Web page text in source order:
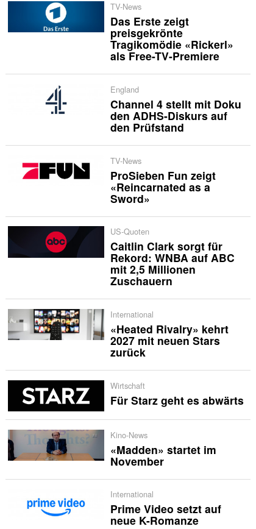
TV-News
Das Erste zeigt
preisgekrönte
Tragikomödie «Rickerl»
als Free-TV-Premiere
England
Channel 4 stellt mit Doku
den ADHS-Diskurs auf
den Prüfstand
TV-News
ProSieben Fun zeigt
«Reincarnated as a
Sword»
US-Quoten
Caitlin Clark sorgt für
Rekord: WNBA auf ABC
mit 2,5 Millionen
Zuschauern
International
«Heated Rivalry» kehrt
2027 mit neuen Stars
zurück
Wirtschaft
Für Starz geht es abwärts
Kino-News
«Madden» startet im
November
International
Prime Video setzt auf
neue K-Romanze